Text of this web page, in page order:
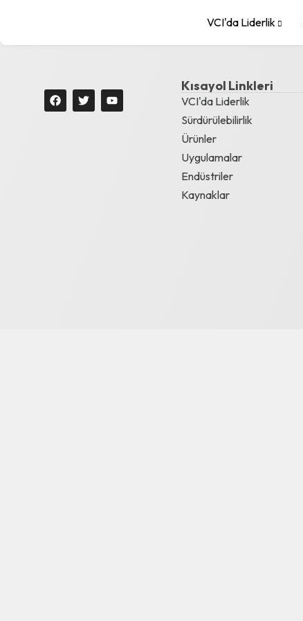
VCI'da Liderlik
Kısayol Linkleri
VCI'da Liderlik
Sürdürülebilirlik
Ürünler
Uygulamalar
Endüstriler
Kaynaklar